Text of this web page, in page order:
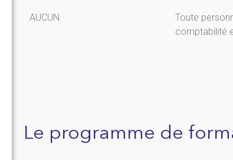
AUCUN
Toute
comptabilité
Le programme de